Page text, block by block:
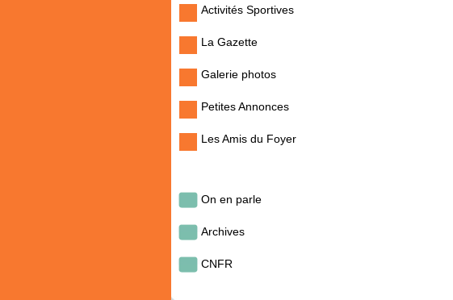
Activités Sportives
La Gazette
Galerie photos
Petites Annonces
Les Amis du Foyer
On en parle
Archives
CNFR